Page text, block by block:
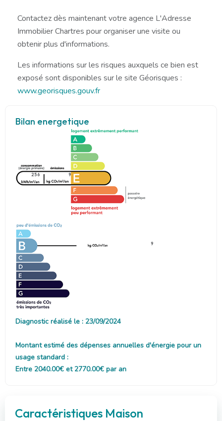
Contactez dès maintenant votre agence L'Adresse
Immobilier Chartres pour organiser une visite ou
obtenir plus d'informations.
Les informations sur les risques auxquels ce bien est
exposé sont disponibles sur le site Géorisques :
www.georisques.gouv.fr
Bilan energetique
256 9
9
Diagnostic réalisé le : 23/09/2024
Montant estimé des dépenses annuelles d'énergie pour un
usage standard :
Entre 2040.00€ et 2770.00€ par an
Caractéristiques Maison